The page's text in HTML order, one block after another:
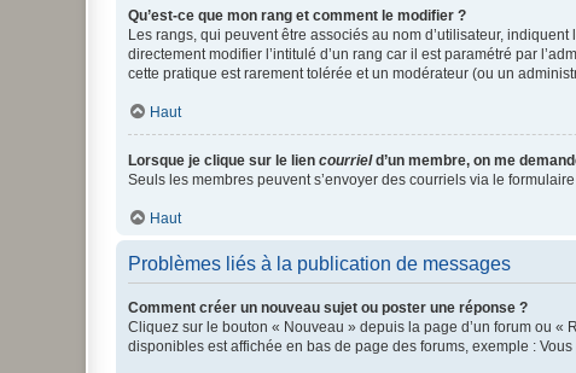
Qu’est-ce que mon rang et comment le modifier ?
Les rangs, qui peuvent être associés au nom d’utilisateur,
directement modifier l’intitulé d’un rang car il est paramétré par
cette pratique est rarement tolérée et un modérateur (ou un
Haut
Lorsque je clique sur le lien courrield’un membre, on me
Seuls les membres peuvent s’envoyer des courriels via le
Haut
Problèmes liés à la publication de messages
Comment créer un nouveau sujet ou poster une réponse ?
Cliquez sur le bouton « Nouveau » depuis la page d’un forum ou «
disponibles est affichée en bas de page des forums, exemple : Vous